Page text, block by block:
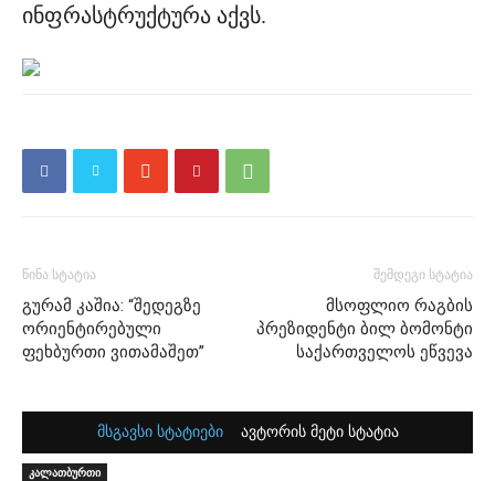
ინფრასტრუქტურა აქვს.
წინა სტატია
გურამ კაშია: “შედეგზე
ორიენტირებული
ფეხბურთი ვითამაშეთ”
შემდეგი სტატია
მსოფლიო რაგბის
პრეზიდენტი ბილ ბომონტი
საქართველოს ეწვევა
მსგავსი სტატიები ავტორის მეტი სტატია
კალათბურთი